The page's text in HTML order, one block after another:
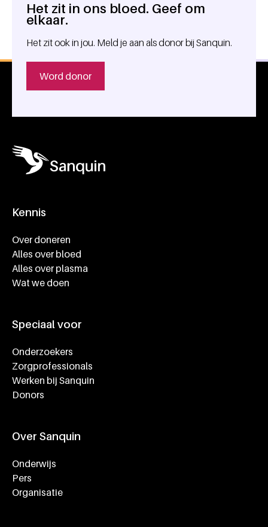
Algemene informatie
Het zit in ons bloed. Geef om
elkaar.
Het zit ook in jou. Meld je aan als donor bij Sanquin.
Word donor
Kennis
Over doneren
Alles over bloed
Alles over plasma
Wat we doen
Speciaal voor
Onderzoekers
Zorgprofessionals
Werken bij Sanquin
Donors
Over Sanquin
Onderwijs
Pers
Organisatie